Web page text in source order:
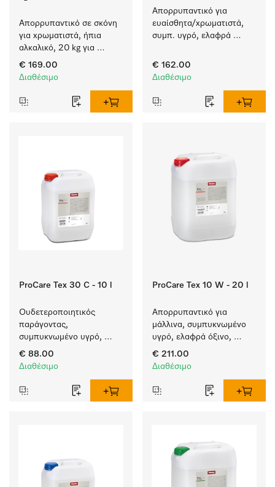
Απορρυπαντικό σε σκόνη
για χρωματιστά, ήπια
αλκαλικό, 20 kg για
πλύσιμο χρωματιστών
χωρίς να ξεθωριάζουν.
€ 169.00
Διαθέσιμο
Απορρυπαντικό για
ευαίσθητα/χρωματιστά,
συμπ. υγρό, ελαφρά
πλύσιμο χρωματιστών
αντικειμένων και
€ 162.00
Διαθέσιμο
ProCare Tex 30 C - 10 l
Ουδετεροποιητικός
παράγοντας,
συμπυκνωμένο υγρό,
όξινο, 10 l για απόλυτη
προστασία των
αξιόπιστη
ουδετεροποίηση.
€ 88.00
Διαθέσιμο
ProCare Tex 10 W - 20 l
Απορρυπαντικό για
μάλλινα, συμπυκνωμένο
υγρό, ελαφρά όξινο,
20 l για πλύση μάλλινων
σε πλυντήρια ρούχων.
€ 211.00
Διαθέσιμο